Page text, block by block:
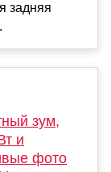
задняя
зум,
и
фото